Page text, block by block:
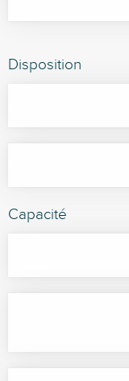
Disposition
Capacité